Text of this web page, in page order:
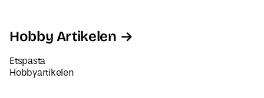
Hobby Artikelen
Etspasta
Hobbyartikelen